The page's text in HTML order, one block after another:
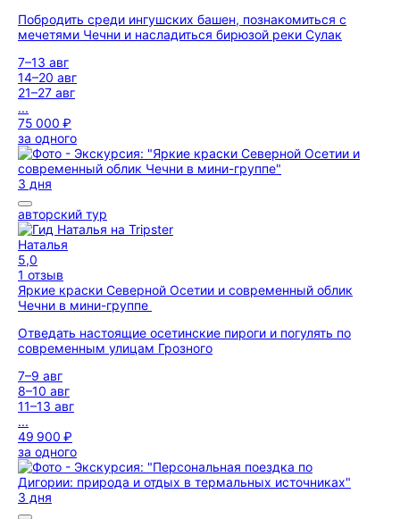
Побродить среди ингушских башен, познакомиться с
мечетями Чечни и насладиться бирюзой реки Сулак
7–13 авг
14–20 авг
21–27 авг
...
75 000 ₽
за одного
3 дня
авторский тур
Наталья
5,0
1 отзыв
Яркие краски Северной Осетии и современный облик
Чечни в мини-группе
Отведать настоящие осетинские пироги и погулять по
современным улицам Грозного
7–9 авг
8–10 авг
11–13 авг
...
49 900 ₽
за одного
3 дня